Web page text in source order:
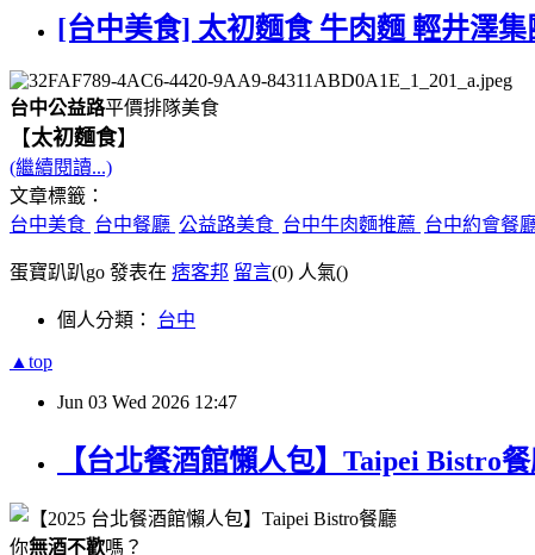
[台中美食] 太初麵食 牛肉麵 輕井澤
台中公益路平價排隊美食
【太初麵食】
(繼續閱讀...)
文章標籤：
台中美食 台中餐廳 公益路美食 台中牛肉麵推薦 台中約會餐
蛋寶趴趴go 發表在 痞客邦 留言(0) 人氣()
個人分類： 台中
▲top
Jun 03 Wed 2026 12:47
【台北餐酒館懶人包】Taipei Bistro
你無酒不歡嗎？